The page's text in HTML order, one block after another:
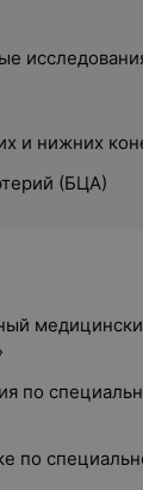
и нижних
(БЦА)
по
по